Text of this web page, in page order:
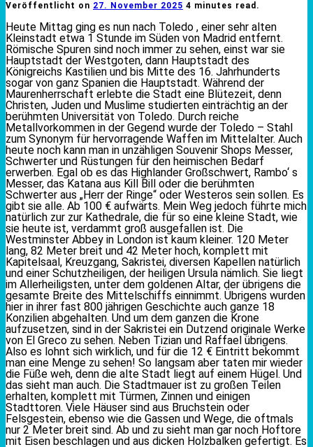
Veröffentlicht on 27. November 2025 4 minutes read.
Heute Mittag ging es nun nach Toledo , einer sehr alten
Kleinstadt etwa 1 Stunde im Süden von Madrid entfernt.
Römische Spuren sind noch immer zu sehen, einst war sie
Hauptstadt der Westgoten, dann Hauptstadt des
Königreichs Kastilien und bis Mitte des 16. Jahrhunderts
sogar von ganz Spanien die Hauptstadt. Während der
Maurenherrschaft erlebte die Stadt eine Blütezeit, denn
Christen, Juden und Muslime studierten einträchtig an der
berühmten Universität von Toledo. Durch reiche
Metallvorkommen in der Gegend wurde der Toledo – Stahl
zum Synonym für hervorragende Waffen im Mittelalter. Auch
heute noch kann man in unzähligen Souvenir Shops Messer,
Schwerter und Rüstungen für den heimischen Bedarf
erwerben. Egal ob es das Highlander Großschwert, Rambo‘ s
Messer, das Katana aus Kill Bill oder die berühmten
Schwerter aus „Herr der Ringe“ oder Westeros sein sollen. Es
gibt sie alle. Ab 100 € aufwärts. Mein Weg jedoch führte mich
natürlich zur zur Kathedrale, die für so eine kleine Stadt, wie
sie heute ist, verdammt groß ausgefallen ist. Die
Westminster Abbey in London ist kaum kleiner. 120 Meter
lang, 82 Meter breit und 42 Meter hoch, komplett mit
Kapitelsaal, Kreuzgang, Sakristei, diversen Kapellen natürlich
und einer Schutzheiligen, der heiligen Ursula nämlich. Sie liegt
im Allerheiligsten, unter dem goldenen Altar, der übrigens die
gesamte Breite des Mittelschiffs einnimmt. Übrigens wurden
hier in ihrer fast 800 jährigen Geschichte auch ganze 18
Konzilien abgehalten. Und um dem ganzen die Krone
aufzusetzen, sind in der Sakristei ein Dutzend originale Werke
von El Greco zu sehen. Neben Tizian und Raffael übrigens.
Also es lohnt sich wirklich, und für die 12 € Eintritt bekommt
man eine Menge zu sehen! So langsam aber taten mir wieder
die Füße weh, denn die alte Stadt liegt auf einem Hügel. Und
das sieht man auch. Die Stadtmauer ist zu großen Teilen
erhalten, komplett mit Türmen, Zinnen und einigen
Stadttoren. Viele Häuser sind aus Bruchstein oder
Felsgestein, ebenso wie die Gassen und Wege, die oftmals
nur 2 Meter breit sind. Ab und zu sieht man gar noch Hoftore
mit Eisen beschlagen und aus dicken Holzbalken gefertigt. Es